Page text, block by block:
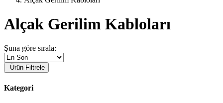
Alçak Gerilim Kabloları
Şuna göre sırala:
Ürün Filtrele
Kategori